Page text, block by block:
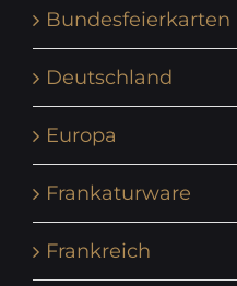
Bundesfeierkarten
Deutschland
Europa
Frankaturware
Frankreich